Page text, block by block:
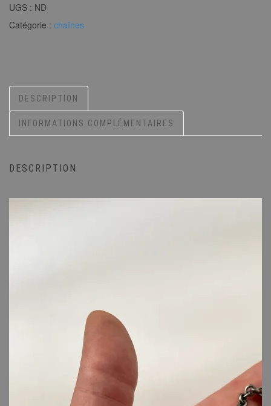
UGS : ND
Catégorie : chaînes
DESCRIPTION
INFORMATIONS COMPLÉMENTAIRES
DESCRIPTION